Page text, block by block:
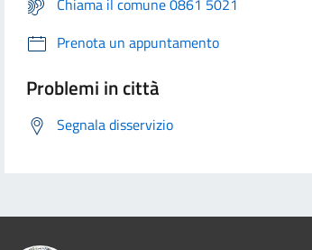
Prenota un appuntamento
Problemi in città
Segnala disservizio